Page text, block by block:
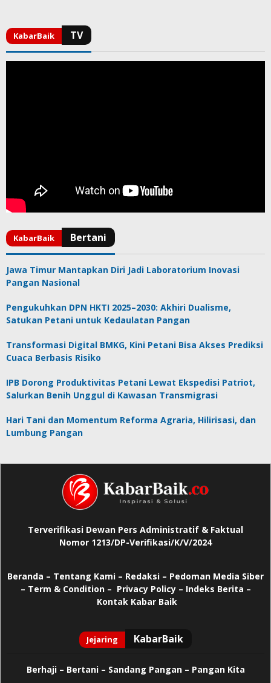
Jawa Timur Mantapkan Diri Jadi Laboratorium Inovasi
Pangan Nasional
Pengukuhkan DPN HKTI 2025–2030: Akhiri Dualisme,
Satukan Petani untuk Kedaulatan Pangan
Transformasi Digital BMKG, Kini Petani Bisa Akses Prediksi
Cuaca Berbasis Risiko
IPB Dorong Produktivitas Petani Lewat Ekspedisi Patriot,
Salurkan Benih Unggul di Kawasan Transmigrasi
Hari Tani dan Momentum Reforma Agraria, Hilirisasi, dan
Lumbung Pangan
Terverifikasi Dewan Pers Administratif & Faktual
Nomor 1213/DP-Verifikasi/K/V/2024
Beranda – Tentang Kami – Redaksi – Pedoman Media Siber
– Term & Condition – Privacy Policy– Indeks Berita –
Kontak Kabar Baik
Berhaji– Bertani – Sandang Pangan – Pangan Kita